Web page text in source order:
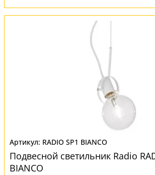
RADIO SP1 BIANCO
Подвесной светильник Radio
BIANCO